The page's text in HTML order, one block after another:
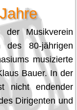
Musikverein
des 80-jährigen
musizierte
Bauer. In der
nicht endender
Dirigenten und